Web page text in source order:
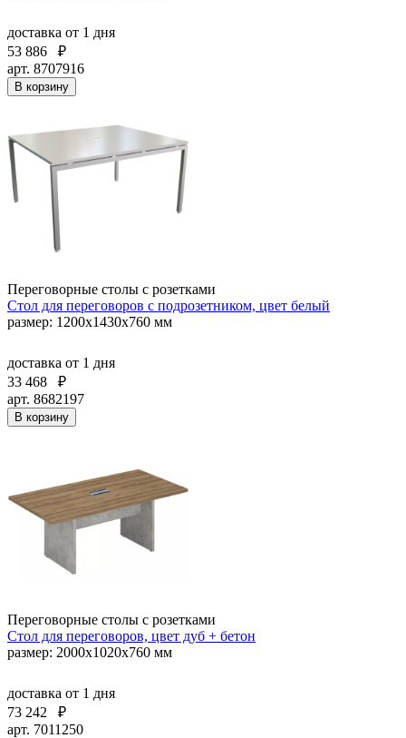
доставка от 1 дня
53 886
₽
арт. 8707916
В корзину
Переговорные столы с розетками
Стол для переговоров с подрозетником, цвет белый
размер: 1200х1430х760 мм
доставка от 1 дня
33 468
₽
арт. 8682197
В корзину
Переговорные столы с розетками
Стол для переговоров, цвет дуб + бетон
размер: 2000х1020х760 мм
доставка от 1 дня
73 242
₽
арт. 7011250